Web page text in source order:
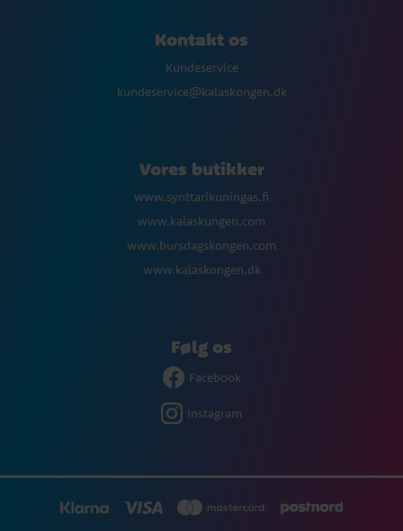
Kontakt os
Kundeservice
kundeservice@kalaskongen.dk
Vores butikker
www.synttarikuningas.fi
www.kalaskungen.com
www.bursdagskongen.com
www.kalaskongen.dk
Følg os
Facebook
Instagram